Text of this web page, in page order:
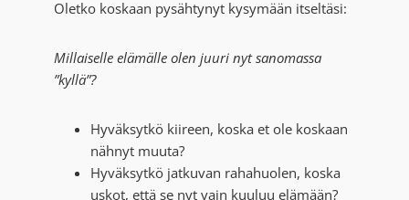
Oletko koskaan pysähtynyt kysymään itseltäsi:
Millaiselle elämälle olen juuri nyt sanomassa
”kyllä”?
Hyväksytkö kiireen, koska et ole koskaan
nähnyt muuta?
Hyväksytkö jatkuvan rahahuolen, koska
uskot, että se nyt vain kuuluu elämään?